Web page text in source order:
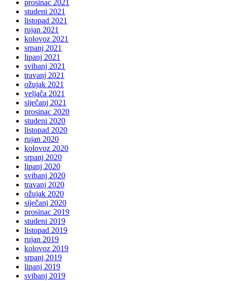
prosinac 2021
studeni 2021
listopad 2021
rujan 2021
kolovoz 2021
srpanj 2021
lipanj 2021
svibanj 2021
travanj 2021
ožujak 2021
veljača 2021
siječanj 2021
prosinac 2020
studeni 2020
listopad 2020
rujan 2020
kolovoz 2020
srpanj 2020
lipanj 2020
svibanj 2020
travanj 2020
ožujak 2020
siječanj 2020
prosinac 2019
studeni 2019
listopad 2019
rujan 2019
kolovoz 2019
srpanj 2019
lipanj 2019
svibanj 2019